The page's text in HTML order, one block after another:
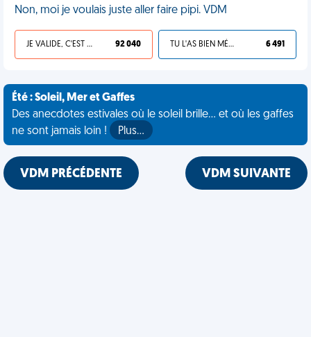
Non, moi je voulais juste aller faire pipi. VDM
JE VALIDE, C'EST UNE VDM 92 040 TU L'AS BIEN MÉRITÉ 6 491
Été : Soleil, Mer et Gaffes
Des anecdotes estivales où le soleil brille... et où les gaffes
ne sont jamais loin !
Plus…
VDM PRÉCÉDENTE VDM SUIVANTE